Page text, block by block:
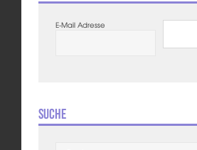
E-Mail Adresse
Suche